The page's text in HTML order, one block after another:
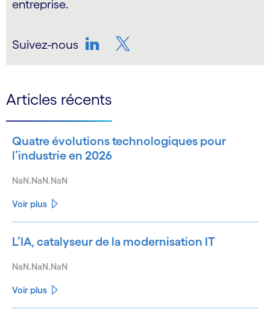
entreprise.
Suivez-nous
Articles récents
Quatre évolutions technologiques pour
l’industrie en 2026
NaN.NaN.NaN
Voir plus
L’IA, catalyseur de la modernisation IT
NaN.NaN.NaN
Voir plus